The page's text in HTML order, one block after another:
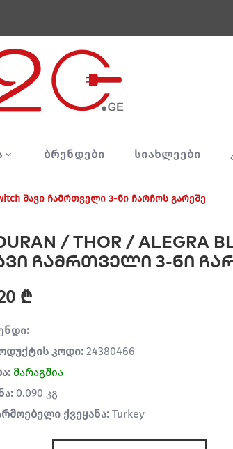
ᲑᲠᲔᲜᲓᲔᲑᲘ ᲡᲘᲐᲮᲚᲔᲔᲑᲘ
Switch შავი ჩამრთველი 3-ნი ჩარჩოს გარეშე
/ THOR / ALEGRA
ჩამრთველი 3-ნი
₾
კოდი: 24380466
მარაგშია
0.090 კგ
ქვეყანა: Turkey